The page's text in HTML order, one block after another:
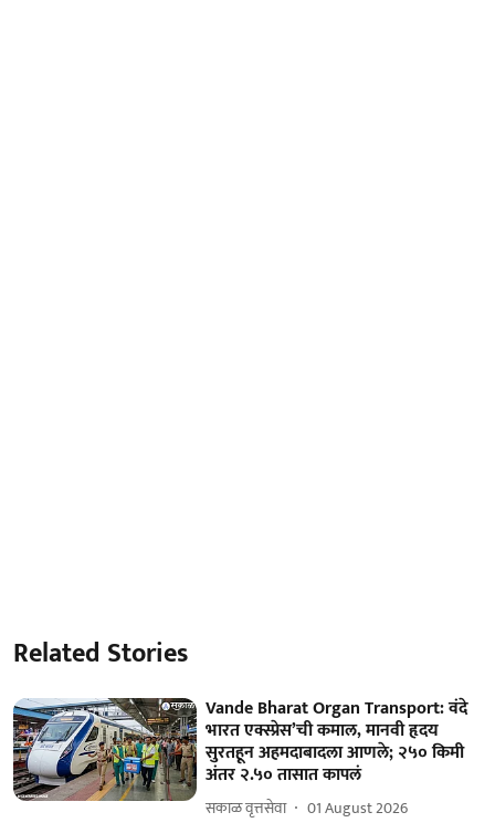
Related Stories
Vande Bharat Organ Transport: वंदे
भारत एक्स्प्रेस’ची कमाल, मानवी हृदय
सुरतहून अहमदाबादला आणले; २५० किमी
अंतर २.५० तासात कापलं
सकाळ वृत्तसेवा 01 August 2026